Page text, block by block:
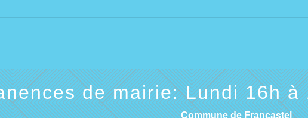
de mairie: Lundi 16h
Commune de Francastel